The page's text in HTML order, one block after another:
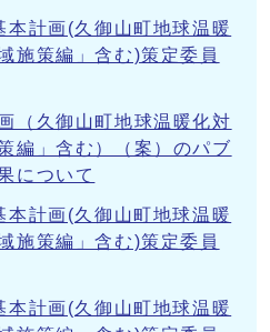
本計画(久御山町地球温暖
施策編」含む)策定委員
（久御山町地球温暖化対
編」含む）（案）のパブ
について
本計画(久御山町地球温暖
施策編」含む)策定委員
本計画(久御山町地球温暖